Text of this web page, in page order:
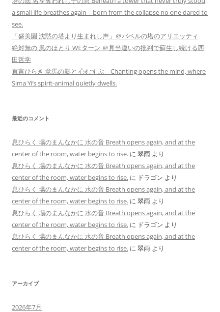
a small life breathes again—born from the collapse no one dared to
see.
「盛美園 沈黙の塔より生まれし声」＠バベルの塔のアリエッティ
絶対無の 風のほとり WEターン ＠見当違いの批判で蘇生し続ける西
田哲学
真言ひらき 意馬の影と 心むすぶ Chanting opens the mind, where
Sima Yi’s spirit-animal quietly dwells.
最近のコメント
息ひらく 場のまんなかに 水の音 Breath opens again, and at the
center of the room, water begins to rise. に 翠雨 より
息ひらく 場のまんなかに 水の音 Breath opens again, and at the
center of the room, water begins to rise. に ドラゴン より
息ひらく 場のまんなかに 水の音 Breath opens again, and at the
center of the room, water begins to rise. に 翠雨 より
息ひらく 場のまんなかに 水の音 Breath opens again, and at the
center of the room, water begins to rise. に ドラゴン より
息ひらく 場のまんなかに 水の音 Breath opens again, and at the
center of the room, water begins to rise. に 翠雨 より
アーカイブ
2026年7月